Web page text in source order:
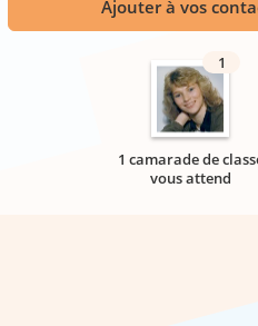
Ajouter à vos
1
1 camarade de
vous attend